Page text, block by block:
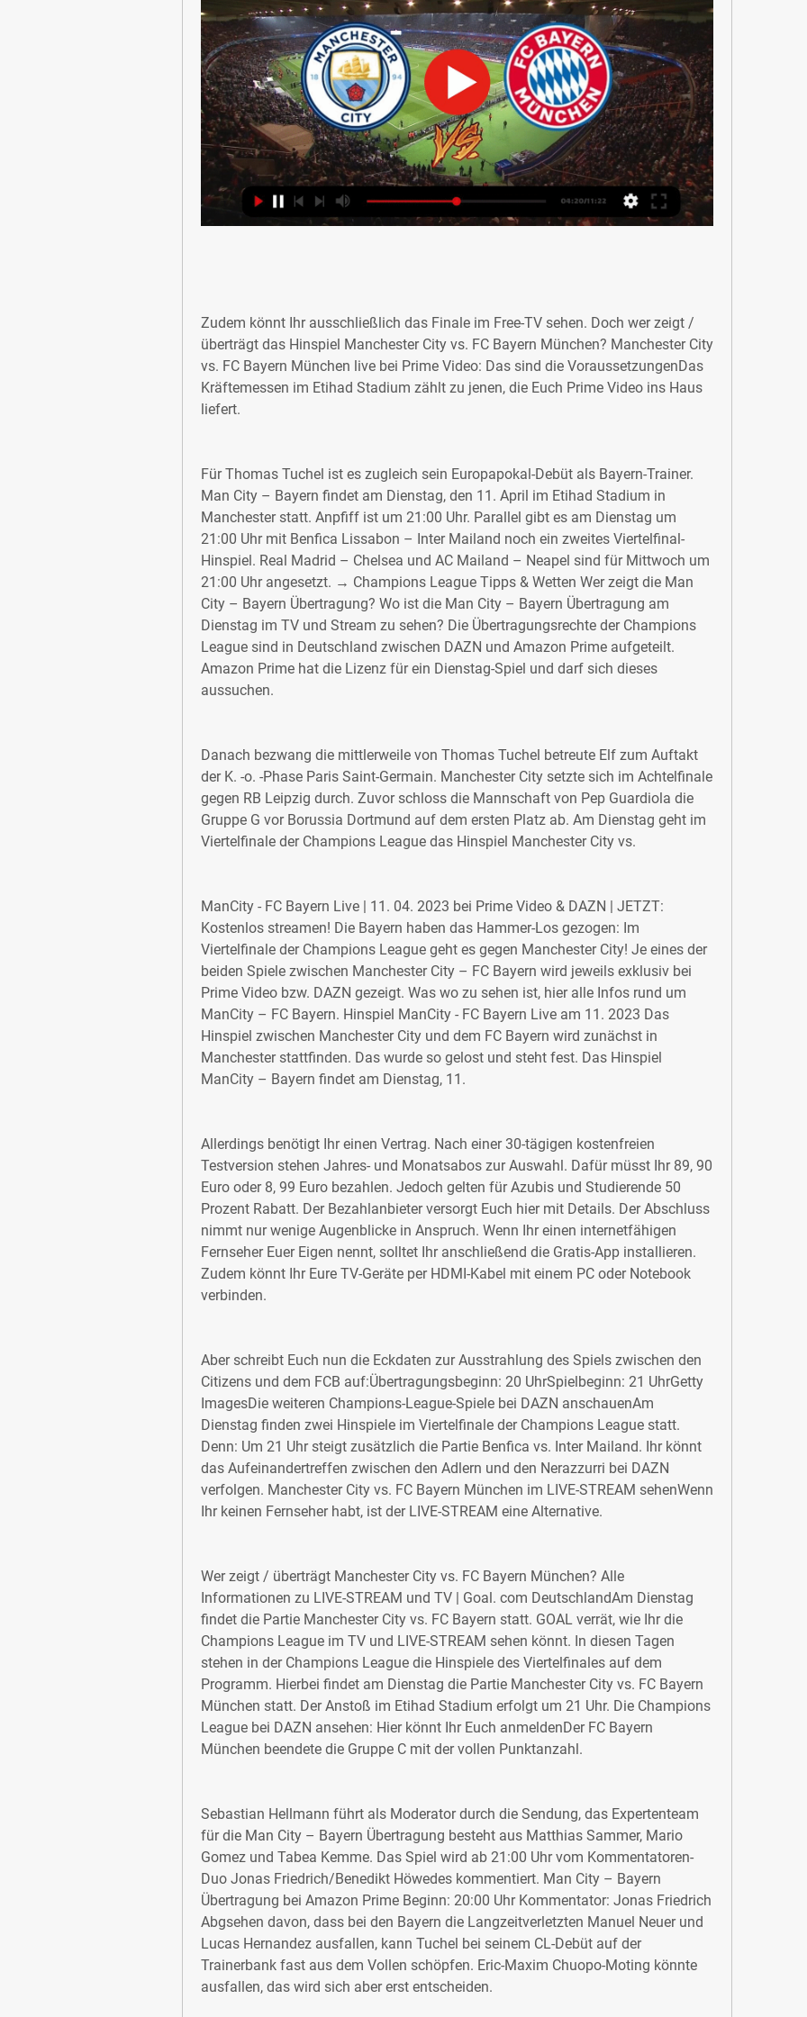
Zudem könnt Ihr ausschließlich das Finale im Free-TV sehen. Doch wer zeigt /
überträgt das Hinspiel Manchester City vs. FC Bayern München? Manchester City
vs. FC Bayern München live bei Prime Video: Das sind die VoraussetzungenDas
Kräftemessen im Etihad Stadium zählt zu jenen, die Euch Prime Video ins Haus
liefert.
Für Thomas Tuchel ist es zugleich sein Europapokal-Debüt als Bayern-Trainer.
Man City – Bayern findet am Dienstag, den 11. April im Etihad Stadium in
Manchester statt. Anpfiff ist um 21:00 Uhr. Parallel gibt es am Dienstag um
21:00 Uhr mit Benfica Lissabon – Inter Mailand noch ein zweites Viertelfinal-
Hinspiel. Real Madrid – Chelsea und AC Mailand – Neapel sind für Mittwoch um
21:00 Uhr angesetzt. → Champions League Tipps & Wetten Wer zeigt die Man
City – Bayern Übertragung? Wo ist die Man City – Bayern Übertragung am
Dienstag im TV und Stream zu sehen? Die Übertragungsrechte der Champions
League sind in Deutschland zwischen DAZN und Amazon Prime aufgeteilt.
Amazon Prime hat die Lizenz für ein Dienstag-Spiel und darf sich dieses
aussuchen.
Danach bezwang die mittlerweile von Thomas Tuchel betreute Elf zum Auftakt
der K. -o. -Phase Paris Saint-Germain. Manchester City setzte sich im Achtelfinale
gegen RB Leipzig durch. Zuvor schloss die Mannschaft von Pep Guardiola die
Gruppe G vor Borussia Dortmund auf dem ersten Platz ab. Am Dienstag geht im
Viertelfinale der Champions League das Hinspiel Manchester City vs.
ManCity - FC Bayern Live | 11. 04. 2023 bei Prime Video & DAZN | JETZT:
Kostenlos streamen! Die Bayern haben das Hammer-Los gezogen: Im
Viertelfinale der Champions League geht es gegen Manchester City! Je eines der
beiden Spiele zwischen Manchester City – FC Bayern wird jeweils exklusiv bei
Prime Video bzw. DAZN gezeigt. Was wo zu sehen ist, hier alle Infos rund um
ManCity – FC Bayern. Hinspiel ManCity - FC Bayern Live am 11. 2023 Das
Hinspiel zwischen Manchester City und dem FC Bayern wird zunächst in
Manchester stattfinden. Das wurde so gelost und steht fest. Das Hinspiel
ManCity – Bayern findet am Dienstag, 11.
Allerdings benötigt Ihr einen Vertrag. Nach einer 30-tägigen kostenfreien
Testversion stehen Jahres- und Monatsabos zur Auswahl. Dafür müsst Ihr 89, 90
Euro oder 8, 99 Euro bezahlen. Jedoch gelten für Azubis und Studierende 50
Prozent Rabatt. Der Bezahlanbieter versorgt Euch hier mit Details. Der Abschluss
nimmt nur wenige Augenblicke in Anspruch. Wenn Ihr einen internetfähigen
Fernseher Euer Eigen nennt, solltet Ihr anschließend die Gratis-App installieren.
Zudem könnt Ihr Eure TV-Geräte per HDMI-Kabel mit einem PC oder Notebook
verbinden.
Aber schreibt Euch nun die Eckdaten zur Ausstrahlung des Spiels zwischen den
Citizens und dem FCB auf:Übertragungsbeginn: 20 UhrSpielbeginn: 21 UhrGetty
ImagesDie weiteren Champions-League-Spiele bei DAZN anschauenAm
Dienstag finden zwei Hinspiele im Viertelfinale der Champions League statt.
Denn: Um 21 Uhr steigt zusätzlich die Partie Benfica vs. Inter Mailand. Ihr könnt
das Aufeinandertreffen zwischen den Adlern und den Nerazzurri bei DAZN
verfolgen. Manchester City vs. FC Bayern München im LIVE-STREAM sehenWenn
Ihr keinen Fernseher habt, ist der LIVE-STREAM eine Alternative.
Wer zeigt / überträgt Manchester City vs. FC Bayern München? Alle
Informationen zu LIVE-STREAM und TV | Goal. com DeutschlandAm Dienstag
findet die Partie Manchester City vs. FC Bayern statt. GOAL verrät, wie Ihr die
Champions League im TV und LIVE-STREAM sehen könnt. In diesen Tagen
stehen in der Champions League die Hinspiele des Viertelfinales auf dem
Programm. Hierbei findet am Dienstag die Partie Manchester City vs. FC Bayern
München statt. Der Anstoß im Etihad Stadium erfolgt um 21 Uhr. Die Champions
League bei DAZN ansehen: Hier könnt Ihr Euch anmeldenDer FC Bayern
München beendete die Gruppe C mit der vollen Punktanzahl.
Sebastian Hellmann führt als Moderator durch die Sendung, das Expertenteam
für die Man City – Bayern Übertragung besteht aus Matthias Sammer, Mario
Gomez und Tabea Kemme. Das Spiel wird ab 21:00 Uhr vom Kommentatoren-
Duo Jonas Friedrich/Benedikt Höwedes kommentiert. Man City – Bayern
Übertragung bei Amazon Prime Beginn: 20:00 Uhr Kommentator: Jonas Friedrich
Abgsehen davon, dass bei den Bayern die Langzeitverletzten Manuel Neuer und
Lucas Hernandez ausfallen, kann Tuchel bei seinem CL-Debüt auf der
Trainerbank fast aus dem Vollen schöpfen. Eric-Maxim Chuopo-Moting könnte
ausfallen, das wird sich aber erst entscheiden.